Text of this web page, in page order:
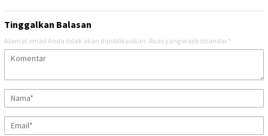
Tinggalkan Balasan
Alamat email Anda tidak akan dipublikasikan. Ruas yang wajib ditandai *